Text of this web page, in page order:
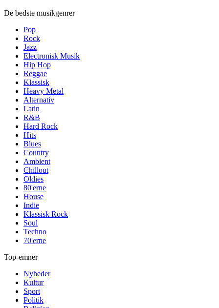
De bedste musikgenrer
Pop
Rock
Jazz
Electronisk Musik
Hip Hop
Reggae
Klassisk
Heavy Metal
Alternativ
Latin
R&B
Hard Rock
Hits
Blues
Country
Ambient
Chillout
Oldies
80'erne
House
Indie
Klassisk Rock
Soul
Techno
70'erne
Top-emner
Nyheder
Kultur
Sport
Politik